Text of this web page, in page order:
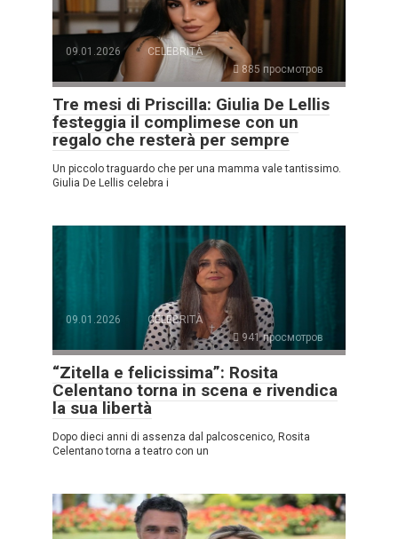
09.01.2026
CELEBRITÀ
885 просмотров
Tre mesi di Priscilla: Giulia De Lellis
festeggia il complimese con un
regalo che resterà per sempre
Un piccolo traguardo che per una mamma vale tantissimo.
Giulia De Lellis celebra i
09.01.2026
CELEBRITÀ
941 просмотров
“Zitella e felicissima”: Rosita
Celentano torna in scena e rivendica
la sua libertà
Dopo dieci anni di assenza dal palcoscenico, Rosita
Celentano torna a teatro con un